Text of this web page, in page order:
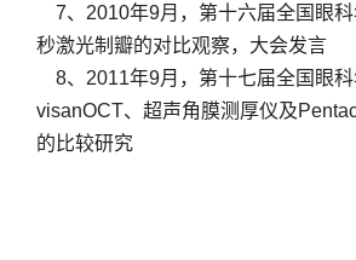
7、2010年9月，第十六届全国眼
秒激光制瓣的对比观察，大会发言
8、2011年9月，第十七届全国眼科
visanOCT、超声角膜测厚仪及
的比较研究